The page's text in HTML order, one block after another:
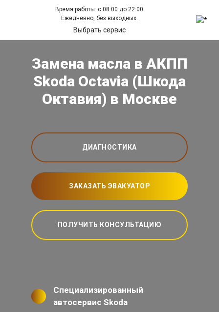
Время работы: с 08:00 до 22:00
Ежедневно, без выходных.
Выбрать сервис
Замена масла в АКПП
Skoda Octavia (Шкода
Октавия) в Москве
ДИАГНОСТИКА
ЗАКАЗАТЬ ЭВАКУАТОР
ПОЛУЧИТЬ КОНСУЛЬТАЦИЮ
Специализированный
автосервис Skoda